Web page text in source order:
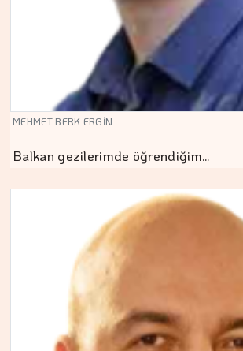
MEHMET BERK ERGİN
Balkan gezilerimde öğrendiğim…